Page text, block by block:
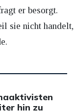
er besorgt.
sie nicht handelt,
hin zu